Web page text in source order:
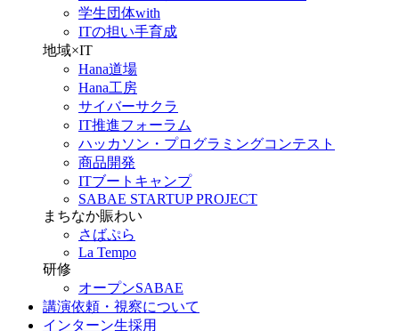
学生団体with
ITの担い手育成
地域×IT
Hana道場
Hana工房
サイバーサクラ
IT推進フォーラム
ハッカソン・プログラミングコンテスト
商品開発
ITブートキャンプ
SABAE STARTUP PROJECT
まちなか賑わい
さばぷら
La Tempo
研修
オープンSABAE
講演依頼・視察について
インターン生採用